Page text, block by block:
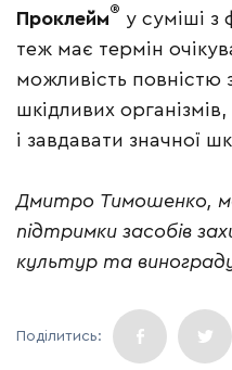
Проклейм® у суміші з
теж має термін
можливість повністю
шкідливих
і завдавати значної
Дмитро Тимошенко,
підтримки засобів
культур та